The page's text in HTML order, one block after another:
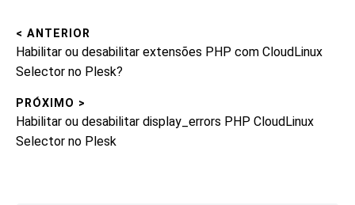
Navegação
de
Post
< ANTERIOR
Post
anterior:
Habilitar ou desabilitar extensões PHP com CloudLinux
Selector no Plesk?
PRÓXIMO >
Próximo
post:
Habilitar ou desabilitar display_errors PHP CloudLinux
Selector no Plesk